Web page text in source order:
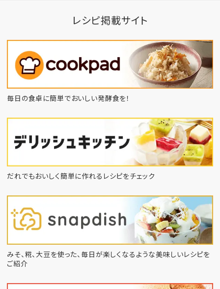
レシピ掲載サイト
毎日の食卓に簡単でおいしい発酵食を！
だれでもおいしく簡単に作れるレシピをチェック
みそ、糀、大豆を使った、毎日が楽しくなるような美味しいレシピを
ご紹介